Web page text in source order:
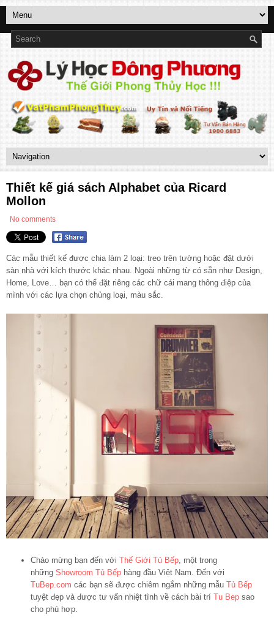
Thiết kế giá sách Alphabet của Ricard
Mollon
No comments
Các mẫu thiết kế được chia làm 2 loại: treo trên tường hoặc đặt dưới
sàn nhà với kích thước khác nhau. Ngoài những từ có sẵn như Design,
Home, Love… bạn có thể đặt riêng các chữ cái mang thông điệp của
mình với các lựa chọn chủng loại, màu sắc.
Chào mừng bạn đến với Thế Giới Tủ Bếp, một trong
những Showroom Tủ Bếp hàng đầu Việt Nam. Đến với
TuBep.com các bạn sẽ được chiêm ngắm những mẫu Tủ Bếp
tuyệt đẹp và được tư vấn nhiệt tình về cách bài trí Tu Bep sao
cho phù hơp.